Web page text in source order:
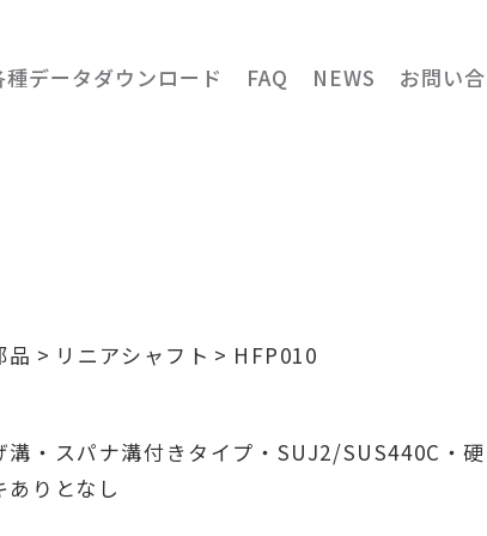
種データダウンロード FAQ NEWS お問い
品 リニアシャフト HFP010
溝・スパナ溝付きタイプ・SUJ2/SUS440C・硬
りとなし